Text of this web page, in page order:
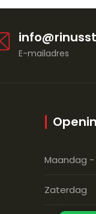
E-mailadres
Maandag -
Zaterdag